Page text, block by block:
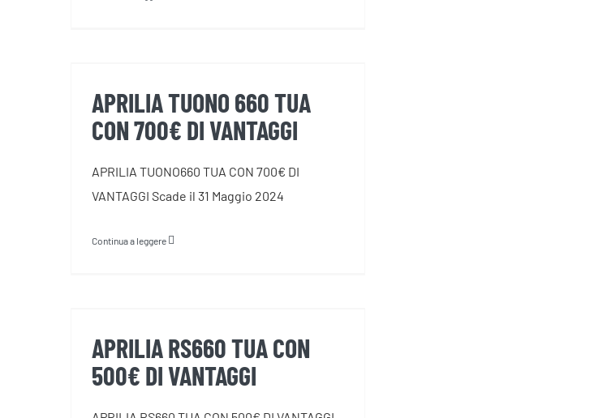
APRILIA TUONO 660 TUA
CON 700€ DI VANTAGGI
APRILIA TUONO660 TUA CON 700€ DI
VANTAGGI Scade il 31 Maggio 2024
Continua a leggere
APRILIA RS660 TUA CON
500€ DI VANTAGGI